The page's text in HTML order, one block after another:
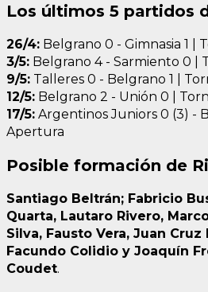
Los últimos 5 partidos
26/4: Belgrano 0 - Gimnasia 1 |
3/5: Belgrano 4 - Sarmiento 0 |
9/5: Talleres 0 - Belgrano 1 |
12/5: Belgrano 2 - Unión 0 |
17/5: Argentinos Juniors 0 (3) -
Apertura
Posible formación de
Santiago Beltrán; Fabricio
Quarta, Lautaro Rivero,
Silva, Fausto Vera, Juan Cruz
Facundo Colidio y Joaquín
Coudet.